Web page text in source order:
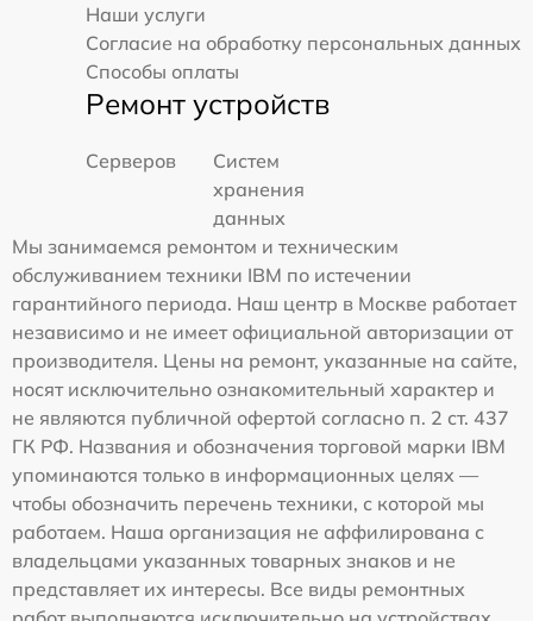
Наши услуги
Согласие на обработку персональных данных
Способы оплаты
Ремонт устройств
Серверов
Систем
хранения
данных
Мы занимаемся ремонтом и техническим
обслуживанием техники IBM по истечении
гарантийного периода. Наш центр в Москве работает
независимо и не имеет официальной авторизации от
производителя. Цены на ремонт, указанные на сайте,
носят исключительно ознакомительный характер и
не являются публичной офертой согласно п. 2 ст. 437
ГК РФ. Названия и обозначения торговой марки IBM
упоминаются только в информационных целях —
чтобы обозначить перечень техники, с которой мы
работаем. Наша организация не аффилирована с
владельцами указанных товарных знаков и не
представляет их интересы. Все виды ремонтных